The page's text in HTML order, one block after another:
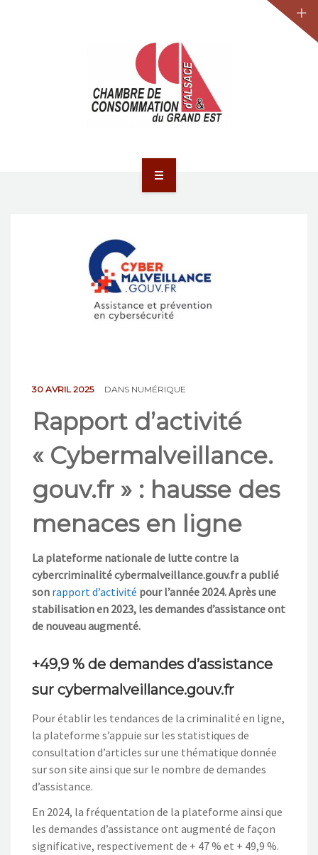
30 AVRIL 2025 DANS NUMÉRIQUE
Rapport d’activité
« Cybermalveillance.
gouv.fr » : hausse des
menaces en ligne
La plateforme nationale de lutte contre la
cybercriminalité cybermalveillance.gouv.fr a publié
son rapport d’activité pour l’année 2024. Après une
stabilisation en 2023, les demandes d’assistance ont
de nouveau augmenté.
+49,9 % de demandes d’assistance
sur cybermalveillance.gouv.fr
Pour établir les tendances de la criminalité en ligne,
la plateforme s’appuie sur les statistiques de
consultation d’articles sur une thématique donnée
sur son site ainsi que sur le nombre de demandes
d’assistance.
En 2024, la fréquentation de la plateforme ainsi que
les demandes d’assistance ont augmenté de façon
significative, respectivement de + 47 % et + 49,9 %.